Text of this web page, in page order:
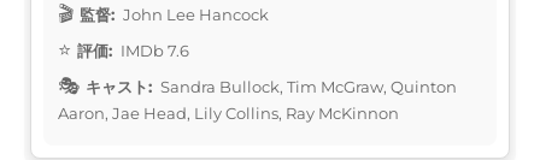
監督: John Lee Hancock
評価: IMDb 7.6
キャスト: Sandra Bullock, Tim McGraw, Quinton
Aaron, Jae Head, Lily Collins, Ray McKinnon